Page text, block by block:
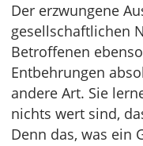
Der erzwungene
gesellschaftlichen
Betroffenen
Entbehrungen
andere Art. Sie
nichts wert sind,
Denn das, was ein